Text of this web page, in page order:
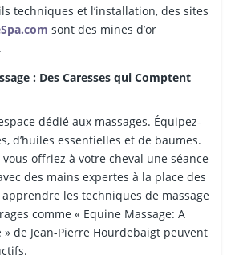
techniques et l’installation, des sites
sont des mines d’or
: Des Caresses qui Comptent
dédié aux massages. Équipez-
d’huiles essentielles et de baumes.
vous offriez à votre cheval une séance
des mains expertes à la place des
les techniques de massage
comme « Equine Massage: A
» de Jean-Pierre Hourdebaigt peuvent